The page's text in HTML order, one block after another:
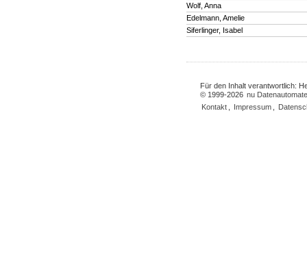
Wolf, Anna
Edelmann, Amelie
Siferlinger, Isabel
Für den Inhalt verantwortlich:
© 1999-2026 nu
Kontakt
Impressum